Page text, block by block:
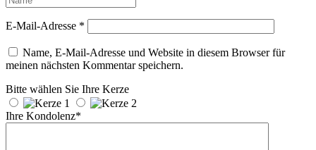
E-Mail-Adresse *
Name, E-Mail-Adresse und Website in diesem Browser für
meinen nächsten Kommentar speichern.
Bitte wählen Sie Ihre Kerze
Ihre Kondolenz*